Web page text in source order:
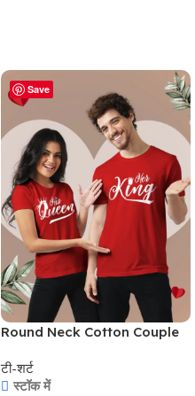
Save
Round Neck Cotton Couple
टी-शर्ट
स्टॉक में